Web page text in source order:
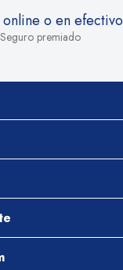
online o en efectivo
premiado